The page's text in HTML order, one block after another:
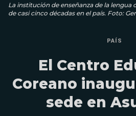
La institución de enseñanza de la lengua
de casi cinco décadas en el país. Foto:
PAÍS
El Centro
Coreano
sede en